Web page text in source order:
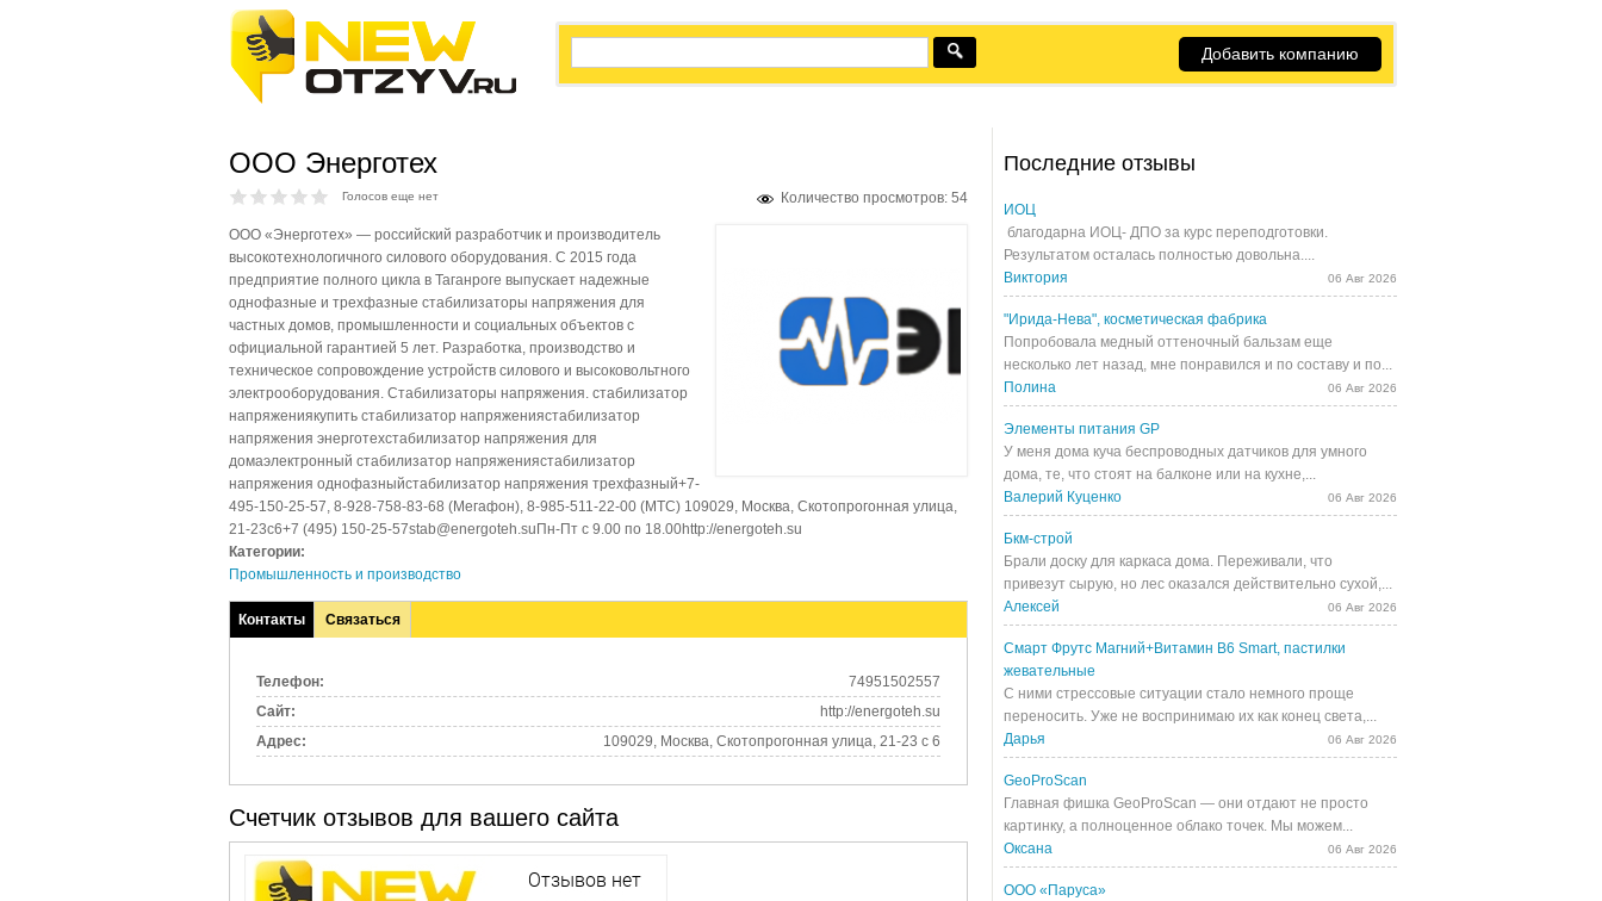
Добавить компанию
ООО Энерготех
Количество просмотров: 54
Голосов еще нет
ООО «Энерготех» — российский разработчик и производитель
высокотехнологичного силового оборудования. С 2015 года
предприятие полного цикла в Таганроге выпускает надежные
однофазные и трехфазные стабилизаторы напряжения для
частных домов, промышленности и социальных объектов с
официальной гарантией 5 лет. Разработка, производство и
техническое сопровождение устройств силового и высоковольтного
электрооборудования. Стабилизаторы напряжения. стабилизатор
напряжениякупить стабилизатор напряжениястабилизатор
напряжения энерготехстабилизатор напряжения для
домаэлектронный стабилизатор напряжениястабилизатор
напряжения однофазныйстабилизатор напряжения трехфазный+7-
495-150-25-57, 8-928-758-83-68 (Мегафон), 8-985-511-22-00 (МТС) 109029, Москва, Скотопрогонная улица,
21-23с6+7 (495) 150-25-57stab@energoteh.suПн-Пт с 9.00 по 18.00http://energoteh.su
Категории:
Промышленность и производство
Контакты
(активная
Связаться
Телефон:
74951502557
Сайт:
http://energoteh.su
Адрес:
109029, Москва, Скотопрогонная улица, 21-23 с 6
Счетчик отзывов для вашего сайта
Последние отзывы
ИОЦ
благодарна ИОЦ- ДПО за курс переподготовки.
Результатом осталась полностью довольна....
Виктория
06 Авг 2026
"Ирида-Нева", косметическая фабрика
Попробовала медный оттеночный бальзам еще
несколько лет назад, мне понравился и по составу и по...
Полина
06 Авг 2026
Элементы питания GP
У меня дома куча беспроводных датчиков для умного
дома, те, что стоят на балконе или на кухне,...
Валерий Куценко
06 Авг 2026
Бкм-строй
Брали доску для каркаса дома. Переживали, что
привезут сырую, но лес оказался действительно сухой,...
Алексей
06 Авг 2026
Смарт Фрутс Магний+Витамин В6 Smart, пастилки
жевательные
С ними стрессовые ситуации стало немного проще
переносить. Уже не воспринимаю их как конец света,...
Дарья
06 Авг 2026
GeoProScan
Главная фишка GeoProScan — они отдают не просто
картинку, а полноценное облако точек. Мы можем...
Оксана
06 Авг 2026
ООО «Паруса»